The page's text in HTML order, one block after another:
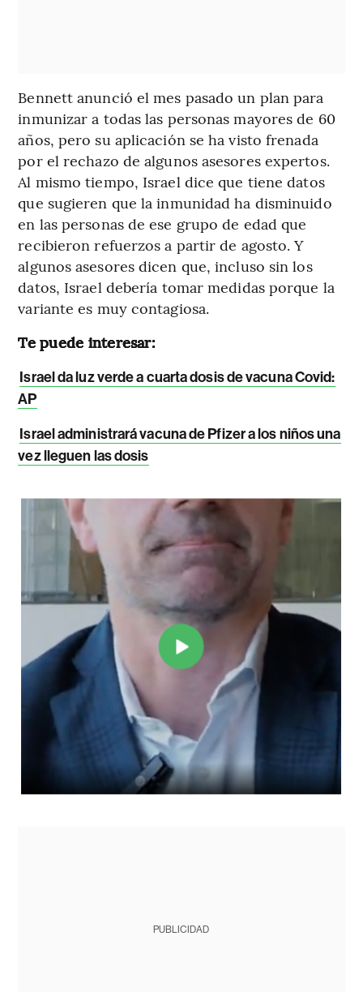
Bennett anunció el mes pasado un plan para
inmunizar a todas las personas mayores de 60
años, pero su aplicación se ha visto frenada
por el rechazo de algunos asesores expertos.
Al mismo tiempo, Israel dice que tiene datos
que sugieren que la inmunidad ha disminuido
en las personas de ese grupo de edad que
recibieron refuerzos a partir de agosto. Y
algunos asesores dicen que, incluso sin los
datos, Israel debería tomar medidas porque la
variante es muy contagiosa.
Te puede interesar:
Israel da luz verde a cuarta dosis de vacuna Covid:
AP
Israel administrará vacuna de Pfizer a los niños una
vez lleguen las dosis
PUBLICIDAD